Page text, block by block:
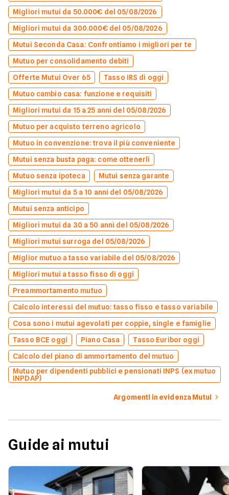
Migliori mutui da 50.000€ del 05/08/2026
Migliori mutui da 300.000€ del 05/08/2026
Mutui Seconda Casa: Confrontiamo i migliori per te
Mutuo per consolidamento debiti
Offerte Mutui Over 65
Tasso IRS di oggi
Mutuo cambio casa: funzione e requisiti
Migliori mutui da 15 a 25 anni del 05/08/2026
Mutuo per acquisto terreno agricolo
Mutuo in convenzione: trova il più conveniente
Mutui senza busta paga: come ottenerli
Mutuo senza ipoteca
Mutui senza garante
Migliori mutui da 5 a 10 anni del 05/08/2026
Mutui senza anticipo
Migliori mutui da 30 a 50 anni del 05/08/2026
Migliori mutui surroga del 05/08/2026
Miglior mutuo a tasso variabile del 05/08/2026
Migliori mutui a tasso fisso di oggi
Preammortamento mutuo
Calcolo interessi del mutuo: tasso fisso e tasso variabile
Cosa sono i mutui agevolati per coppie, single e famiglie
Tasso BCE oggi
Piano Casa
Tasso Euribor oggi
Calcolo del piano di ammortamento del mutuo
Mutuo per dipendenti pubblici e pensionati INPS (ex mutuo
INPDAP)
Argomenti in evidenza Mutui
Guide ai mutui